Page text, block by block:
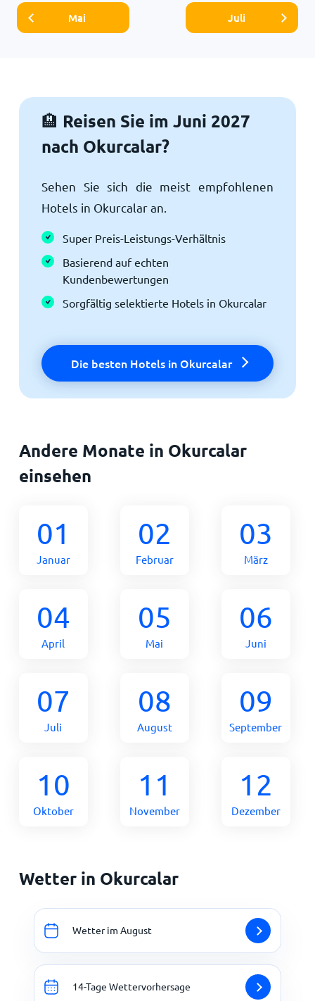
Mai Juli
🏨 Reisen Sie im Juni 2027
nach Okurcalar?
Sehen Sie sich die meist empfohlenen
Hotels in Okurcalar an.
Super Preis-Leistungs-Verhältnis
Basierend auf echten
Kundenbewertungen
Sorgfältig selektierte Hotels in Okurcalar
Die besten Hotels in Okurcalar
Andere Monate in Okurcalar
einsehen
01
Januar
02
Februar
03
März
04
April
05
Mai
06
Juni
07
Juli
08
August
09
September
10
Oktober
11
November
12
Dezember
Wetter in Okurcalar
Wetter im August
14-Tage Wettervorhersage